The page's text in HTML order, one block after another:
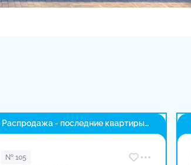
Распродажа - последние квартиры
№ 105